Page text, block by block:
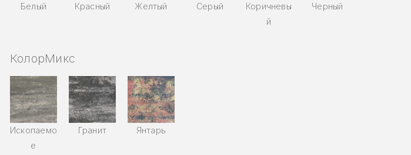
Белый Красный Желтый Серый
Коричневы
й
Черный
КолорМикс
Ископаемо
е
Гранит Янтарь